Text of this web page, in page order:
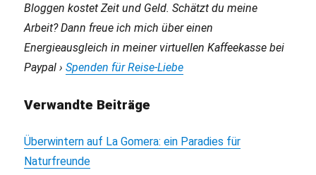
Bloggen kostet Zeit und Geld. Schätzt du meine
Arbeit? Dann freue ich mich über einen
Energieausgleich in meiner virtuellen Kaffeekasse bei
Paypal ›Spenden für Reise-Liebe
Verwandte Beiträge
Überwintern auf La Gomera: ein Paradies für
Naturfreunde